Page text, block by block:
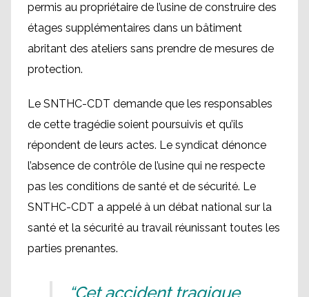
permis au propriétaire de l’usine de construire des
étages supplémentaires dans un bâtiment
abritant des ateliers sans prendre de mesures de
protection.
Le SNTHC-CDT demande que les responsables
de cette tragédie soient poursuivis et qu’ils
répondent de leurs actes. Le syndicat dénonce
l’absence de contrôle de l’usine qui ne respecte
pas les conditions de santé et de sécurité. Le
SNTHC-CDT a appelé à un débat national sur la
santé et la sécurité au travail réunissant toutes les
parties prenantes.
“Cet accident tragique